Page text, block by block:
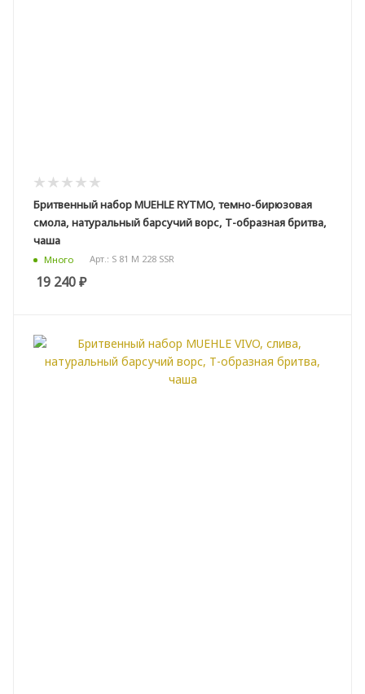
Бритвенный набор MUEHLE RYTMO, темно-бирюзовая
смола, натуральный барсучий ворс, Т-образная бритва,
чаша
Много Арт.: S 81 M 228 SSR
19 240₽